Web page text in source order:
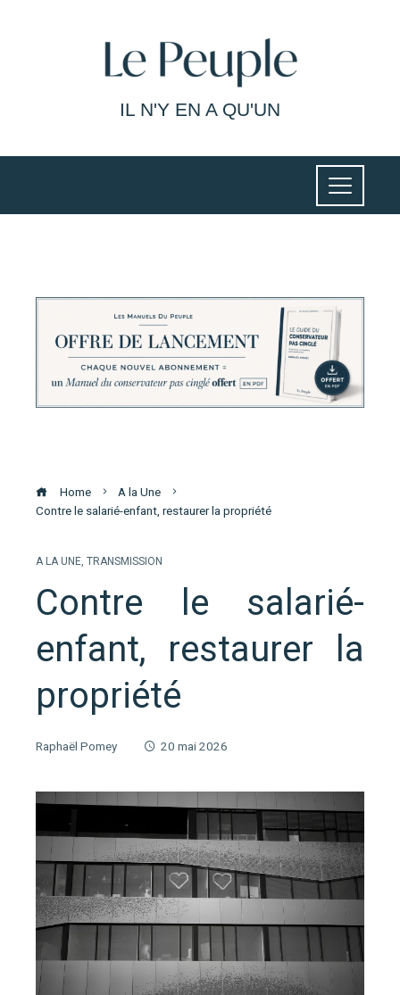
IL N'Y EN A QU'UN
Home
A la Une
Contre le salarié-enfant, restaurer la propriété
A LA UNE, TRANSMISSION
Contre le salarié-
enfant, restaurer la
propriété
Raphaël Pomey 20 mai 2026